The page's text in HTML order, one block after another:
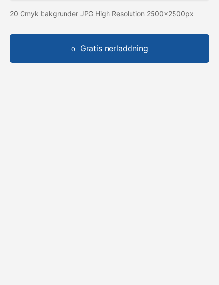
20 Cmyk bakgrunder JPG High Resolution 2500x2500px
Gratis nerladdning